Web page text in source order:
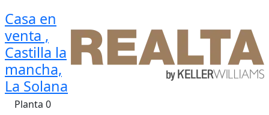
Casa en
venta ,
Castilla la
mancha,
La Solana
Planta 0